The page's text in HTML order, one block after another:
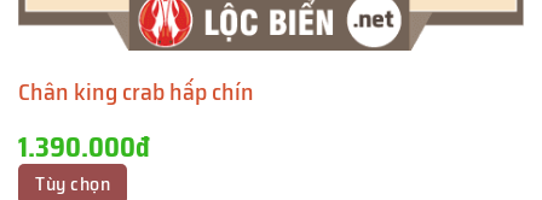
Chân king crab hấp chín
1.390.000đ
Tùy chọn